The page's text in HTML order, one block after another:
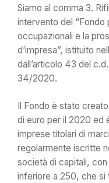
Siamo al comma 3.
intervento del “Fondo
occupazionali e la
d’impresa”, istituito
dall’articolo 43 del
34/2020.
Il Fondo è stato
di euro per il 2020 ed
imprese titolari di
regolarmente iscritte
società di capitali,
inferiore a 250, che si